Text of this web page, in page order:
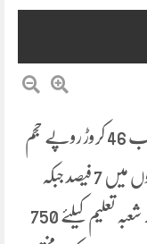
صوبائی وزیر خزانہ مجتبیٰ شجاع نے 5903 ارب 46 کروڑ روپے حجم
کا بجٹ پنجاب اسمبلی میں پیش کر دیا، تنخواہوں میں 7 فیصد جبکہ
پنشن میں 3.5 فیصد اضافہ تجویز کیا گیا ہے۔ شعبہ تعلیم کیلئے 750